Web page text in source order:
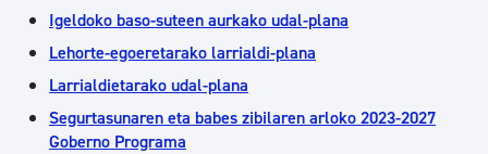
Igeldoko baso-suteen aurkako udal-plana
Lehorte-egoeretarako larrialdi-plana
Larrialdietarako udal-plana
Segurtasunaren eta babes zibilaren arloko 2023-2027
Goberno Programa